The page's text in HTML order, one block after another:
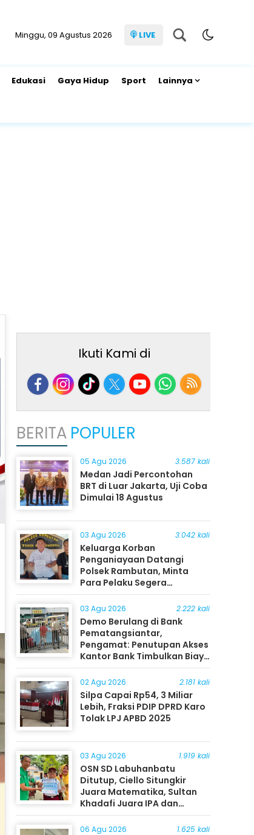
Minggu, 09 Agustus 2026 LIVE
Edukasi Gaya Hidup Sport Lainnya
Ikuti Kami di
BERITA POPULER
05 Agu 2026 3.587 kali
Medan Jadi Percontohan
BRT di Luar Jakarta, Uji Coba
Dimulai 18 Agustus
03 Agu 2026 3.042 kali
Keluarga Korban
Penganiayaan Datangi
Polsek Rambutan, Minta
Para Pelaku Segera
Ditangkap
03 Agu 2026 2.222 kali
Demo Berulang di Bank
Pematangsiantar,
Pengamat: Penutupan Akses
Kantor Bank Timbulkan Biaya
Ekonomi bagi Masyarakat
02 Agu 2026 2.181 kali
Silpa Capai Rp54, 3 Miliar
Lebih, Fraksi PDIP DPRD Karo
Tolak LPJ APBD 2025
03 Agu 2026 1.919 kali
OSN SD Labuhanbatu
Ditutup, Ciello Situngkir
Juara Matematika, Sultan
Khadafi Juara IPA dan
Timothy Rangkuti Juara IPS
06 Agu 2026 1.625 kali